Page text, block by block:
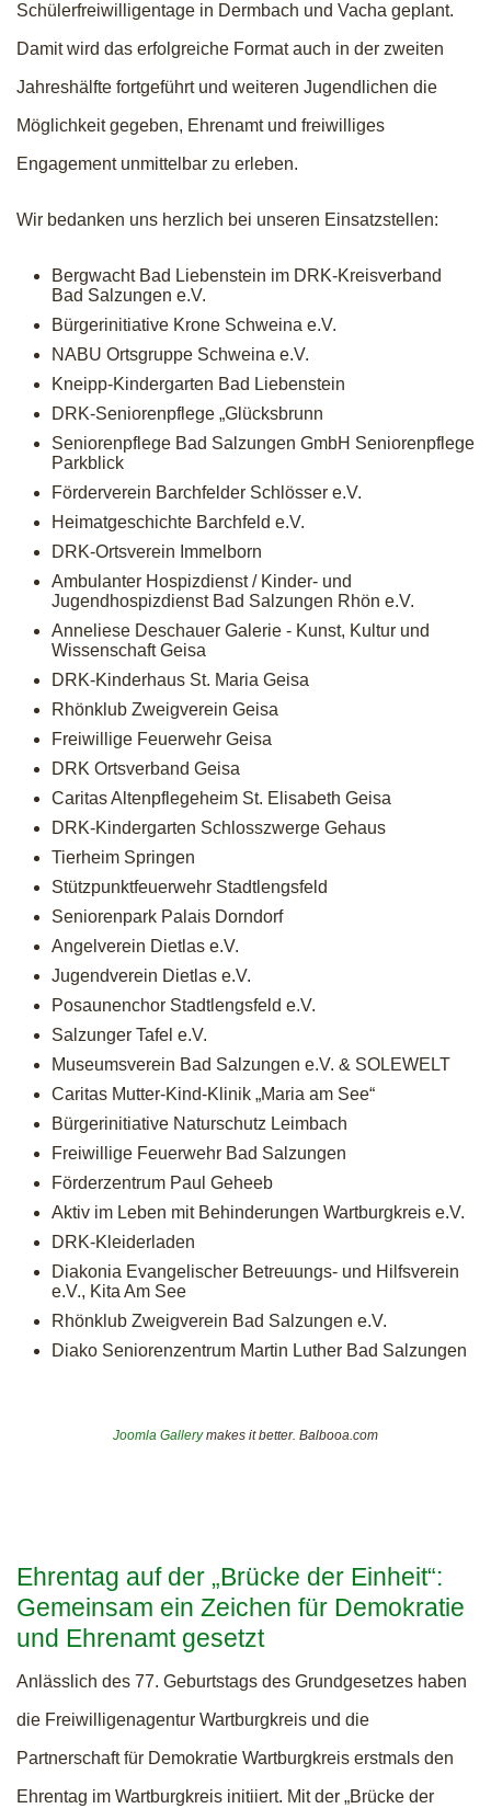
Schülerfreiwilligentage in Dermbach und Vacha geplant.
Damit wird das erfolgreiche Format auch in der zweiten
Jahreshälfte fortgeführt und weiteren Jugendlichen die
Möglichkeit gegeben, Ehrenamt und freiwilliges
Engagement unmittelbar zu erleben.
Wir bedanken uns herzlich bei unseren Einsatzstellen:
Bergwacht Bad Liebenstein im DRK-Kreisverband
Bad Salzungen e.V.
Bürgerinitiative Krone Schweina e.V.
NABU Ortsgruppe Schweina e.V.
Kneipp-Kindergarten Bad Liebenstein
DRK-Seniorenpflege „Glücksbrunn
Seniorenpflege Bad Salzungen GmbH Seniorenpflege
Parkblick
Förderverein Barchfelder Schlösser e.V.
Heimatgeschichte Barchfeld e.V.
DRK-Ortsverein Immelborn
Ambulanter Hospizdienst / Kinder- und
Jugendhospizdienst Bad Salzungen Rhön e.V.
Anneliese Deschauer Galerie - Kunst, Kultur und
Wissenschaft Geisa
DRK-Kinderhaus St. Maria Geisa
Rhönklub Zweigverein Geisa
Freiwillige Feuerwehr Geisa
DRK Ortsverband Geisa
Caritas Altenpflegeheim St. Elisabeth Geisa
DRK-Kindergarten Schlosszwerge Gehaus
Tierheim Springen
Stützpunktfeuerwehr Stadtlengsfeld
Seniorenpark Palais Dorndorf
Angelverein Dietlas e.V.
Jugendverein Dietlas e.V.
Posaunenchor Stadtlengsfeld e.V.
Salzunger Tafel e.V.
Museumsverein Bad Salzungen e.V. & SOLEWELT
Caritas Mutter-Kind-Klinik „Maria am See“
Bürgerinitiative Naturschutz Leimbach
Freiwillige Feuerwehr Bad Salzungen
Förderzentrum Paul Geheeb
Aktiv im Leben mit Behinderungen Wartburgkreis e.V.
DRK-Kleiderladen
Diakonia Evangelischer Betreuungs- und Hilfsverein
e.V., Kita Am See
Rhönklub Zweigverein Bad Salzungen e.V.
Diako Seniorenzentrum Martin Luther Bad Salzungen
Joomla Gallerymakes it better. Balbooa.com
Ehrentag auf der „Brücke der Einheit“:
Gemeinsam ein Zeichen für Demokratie
und Ehrenamt gesetzt
Anlässlich des 77. Geburtstags des Grundgesetzes haben
die Freiwilligenagentur Wartburgkreis und die
Partnerschaft für Demokratie Wartburgkreis erstmals den
Ehrentag im Wartburgkreis initiiert. Mit der „Brücke der